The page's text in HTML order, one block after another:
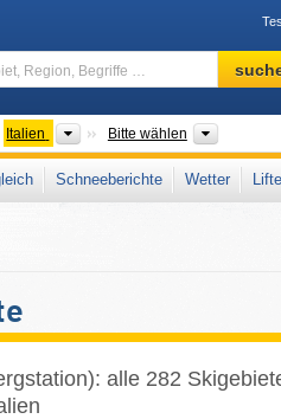
Region,
suchen
Italien LänderBitte wählen
Schneeberichte Wetter
alle 282